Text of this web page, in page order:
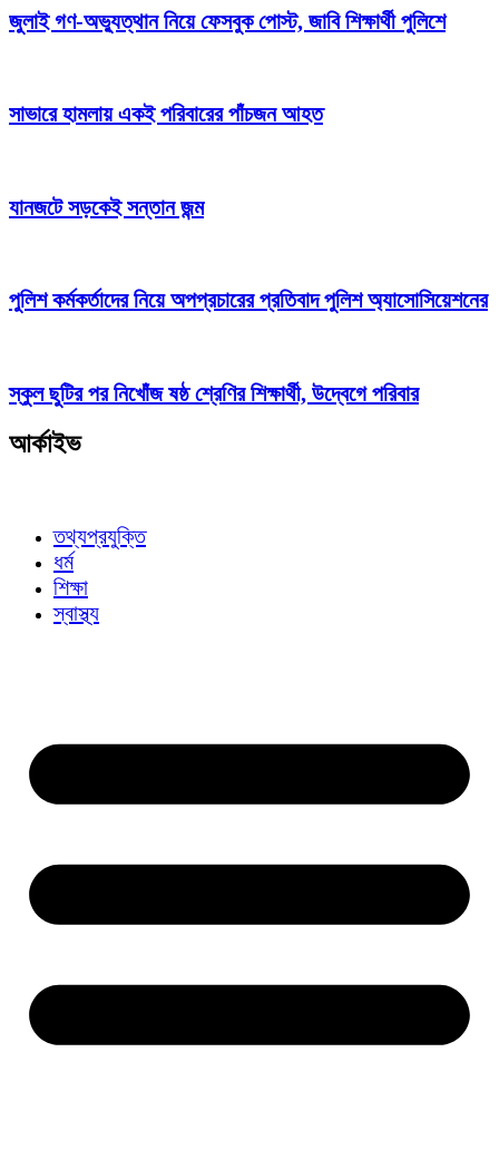
জুলাই গণ-অভ্যুত্থান নিয়ে ফেসবুক পোস্ট, জাবি শিক্ষার্থী পুলিশে
সাভারে হামলায় একই পরিবারের পাঁচজন আহত
যানজটে সড়কেই সন্তান জন্ম
পুলিশ কর্মকর্তাদের নিয়ে অপপ্রচারের প্রতিবাদ পুলিশ অ্যাসোসিয়েশনের
স্কুল ছুটির পর নিখোঁজ ষষ্ঠ শ্রেণির শিক্ষার্থী, উদ্বেগে পরিবার
আর্কাইভ
তথ্যপ্রযুক্তি
ধর্ম
শিক্ষা
স্বাস্থ্য